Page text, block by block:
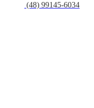
(48) 99145-6034